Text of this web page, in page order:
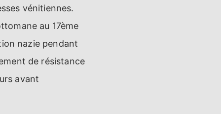
vénitiennes.
au 17ème
nazie pendant
de résistance
avant